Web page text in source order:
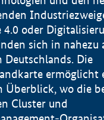
oder
sich in nahezu
Deutschlands. Die
ermöglicht
Überblick, wo die
Cluster und